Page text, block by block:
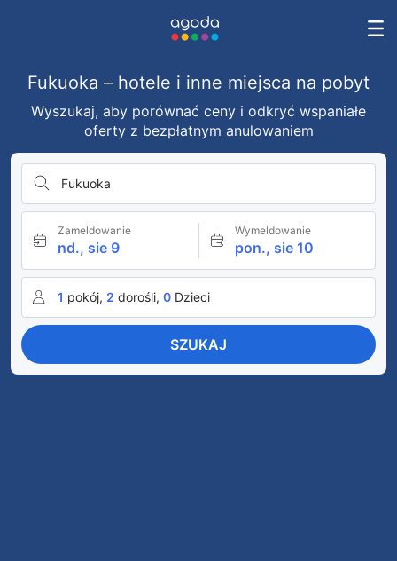
Fukuoka – hotele i inne miejsca na pobyt
Wyszukaj, aby porównać ceny i odkryć wspaniałe
oferty z bezpłatnym anulowaniem
Fukuoka
Zameldowanie
nd., sie 9
Wymeldowanie
pon., sie 10
1 pokój, 2 dorośli, 0 Dzieci
SZUKAJ